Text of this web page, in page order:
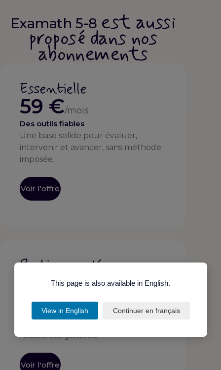
Examath 5-8 est aussi
proposé dans nos
abonnements
Essentielle
59 €/mois
Des outils fiables
Une base solide pour évaluer,
intervenir et avancer, sans méthode
imposée.
Voir l'offre
Pratique guidée
79 € /mois
Pour gagner du temps
Optimisez votre pratique avec des
ressources guidées.
Voir l'offre
This page is also available in English.
View in English Continuer en français